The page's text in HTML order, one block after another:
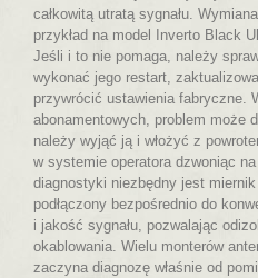
całkowitą utratą sygnału.
przykład na model Inverto Black
Jeśli i to nie pomaga, należy
wykonać jego restart,
przywrócić ustawienia fabryczne.
abonamentowych, problem może
należy wyjąć ją i włożyć z
w systemie operatora dzwoniąc
diagnostyki niezbędny jest
podłączony bezpośrednio do
i jakość sygnału, pozwalając
okablowania. Wielu monterów
zaczyna diagnozę właśnie od